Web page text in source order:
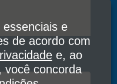
e
de acordo com
e, ao
você concorda